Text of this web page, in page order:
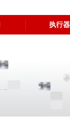
执行器